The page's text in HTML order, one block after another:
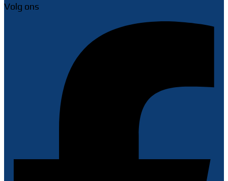
Volg ons